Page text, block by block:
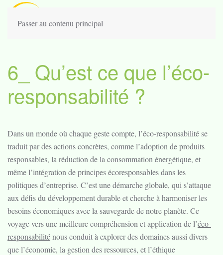
Passer au contenu principal
6_ Qu’est ce que l’éco-
responsabilité ?
Dans un monde où chaque geste compte, l’éco-responsabilité se
traduit par des actions concrètes, comme l’adoption de produits
responsables, la réduction de la consommation énergétique, et
même l’intégration de principes écoresponsables dans les
politiques d’entreprise. C’est une démarche globale, qui s’attaque
aux défis du développement durable et cherche à harmoniser les
besoins économiques avec la sauvegarde de notre planète. Ce
voyage vers une meilleure compréhension et application de l’éco-
responsabiliténous conduit à explorer des domaines aussi divers
que l’économie, la gestion des ressources, et l’éthique